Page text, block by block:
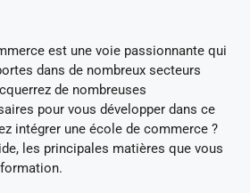
est une voie passionnante qui
dans de nombreux secteurs
de nombreuses
pour vous développer dans ce
intégrer une école de commerce ?
les principales matières que vous